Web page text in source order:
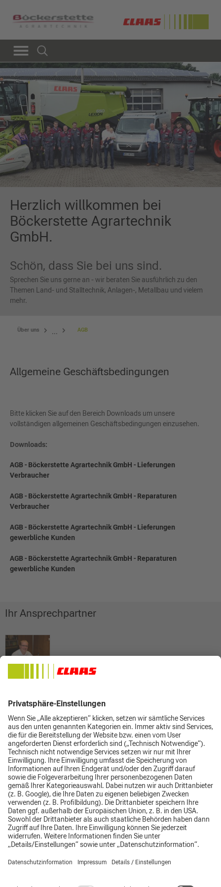
Herzlich willkommen bei
Böckerstette Agrartechnik
GmbH.
Schön, dass Sie bei uns sind.
Sprechen Sie uns gerne an - wir beraten Sie ausführlich zu den
Themen Land- und Stalltechnik, Anlagen-, Metallbau und vielem
mehr.
Über uns ... AGB
Allgemeine Geschäftsbedingungen
Bitte klicken Sie auf den Bereich Downloads um unsere
vollständigen allgemeinen Geschäftsbedingungen einzusehen.
Downloads:
AGB - Böckerstette Agrartechnik GmbH - Lieferungen
Verbraucher
AGB - Böckerstette Agrartechnik GmbH - Reparaturen
Verbraucher
AGB - Böckerstette Agrartechnik GmbH - Lieferungen
gewerbliche Kunden
AGB - Böckerstette Agrartechnik GmbH - Reparaturen
gewerbliche Kunden
Ihr Ansprechpartner
+49 (0) 5491 999 29-15
+49 (0) 5491 999 29 -29
p.boeckerstette@boeckerstette.de